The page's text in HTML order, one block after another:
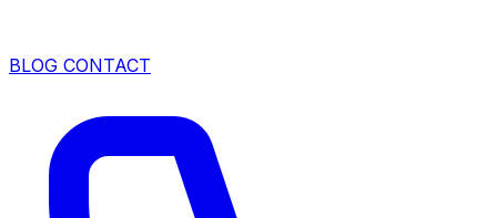
BLOG CONTACT